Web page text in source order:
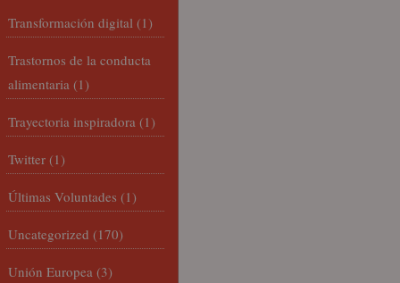
Transformación digital (1)
Trastornos de la conducta
alimentaria (1)
Trayectoria inspiradora (1)
Twitter (1)
Últimas Voluntades (1)
Uncategorized (170)
Unión Europea (3)